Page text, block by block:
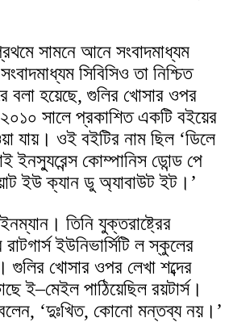
সামনে আনে সংবাদমাধ্যম
সিবিসিও তা নিশ্চিত
বলা হয়েছে, গুলির খোসার ওপর
২০১০ সালে প্রকাশিত একটি বইয়ের
যায়। ওই বইটির নাম ছিল ‘ডিলে
ইনস্যুরেন্স কোম্পানিস ডোন্ড পে
ইউ ক্যান ডু অ্যাবাউট ইট।’
তিনি যুক্তরাষ্ট্রের
রাটগার্স ইউনিভার্সিটি ল স্কুলের
গুলির খোসার ওপর লেখা শব্দের
ই–মেইল পাঠিয়েছিল রয়টার্স।
‘দুঃখিত, কোনো মন্তব্য নয়।’